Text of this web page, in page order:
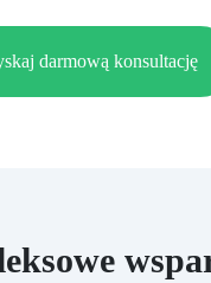
darmową konsultację